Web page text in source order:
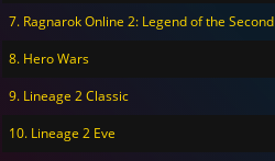
7. Ragnarok Online 2: Legend of the Second
8. Hero Wars
9. Lineage 2 Classic
10. Lineage 2 Eve